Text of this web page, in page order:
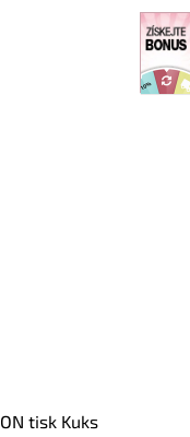
tisk Kuks